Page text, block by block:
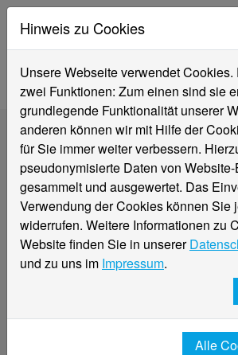
Trafowartung am
22.02.2019
Aufgrund der morgigen
MG (Sa., 23.02.2019) und der daraus
Stromabschaltung werden die
und W 214 am Montag erst ab 11
Vorher sind Wartungsarbeiten
(Wiederinbetriebnahme, Prüfung,
Hinweis zu Cookies
Unsere Webseite verwendet Cookies.
zwei Funktionen: Zum einen sind sie
grundlegende Funktionalität unserer
anderen können wir mit Hilfe der
für Sie immer weiter verbessern.
pseudonymisierte Daten von
gesammelt und ausgewertet. Das
Verwendung der Cookies können Sie
widerrufen. Weitere Informationen zu
Website finden Sie in unserer
und zu uns im Impressum.
Alle